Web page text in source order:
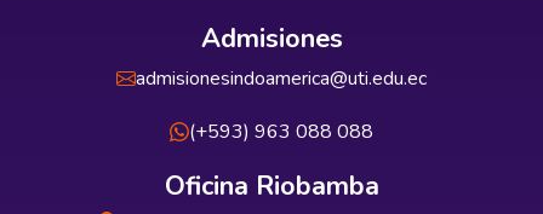
Admisiones
admisionesindoamerica@uti.edu.ec
(+593) 963 088 088
Oficina Riobamba